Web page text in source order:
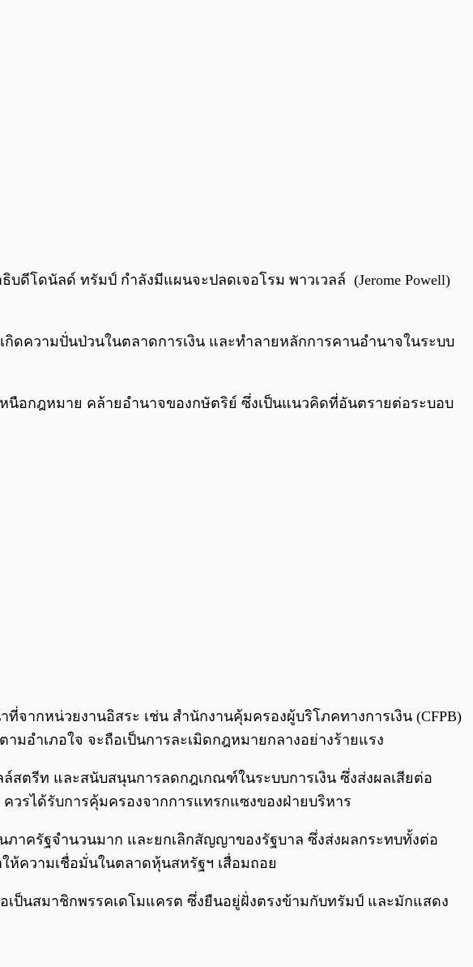
0:00 0:00
บดีโดนัลด์ ทรัมป์ กำลังมีแผนจะปลดเจอโรม พาวเวลล์ (Jerome Powell)
กิดความปั่นป่วนในตลาดการเงิน และทำลายหลักการคานอำนาจในระบบ
นือกฎหมาย คล้ายอำนาจของกษัตริย์ ซึ่งเป็นแนวคิดที่อันตรายต่อระบอบ
จากหน่วยงานอิสระ เช่น สำนักงานคุ้มครองผู้บริโภคทางการเงิน (CFPB)
มอำเภอใจ จะถือเป็นการละเมิดกฎหมายกลางอย่างร้ายแรง
ล์สตรีท และสนับสนุนการลดกฎเกณฑ์ในระบบการเงิน ซึ่งส่งผลเสียต่อ
วรได้รับการคุ้มครองจากการแทรกแซงของฝ่ายบริหาร
ภาครัฐจำนวนมาก และยกเลิกสัญญาของรัฐบาล ซึ่งส่งผลกระทบทั้งต่อ
ความเชื่อมั่นในตลาดหุ้นสหรัฐฯ เสื่อมถอย
อเป็นสมาชิกพรรคเดโมแครต ซึ่งยืนอยู่ฝั่งตรงข้ามกับทรัมป์ และมักแสดง